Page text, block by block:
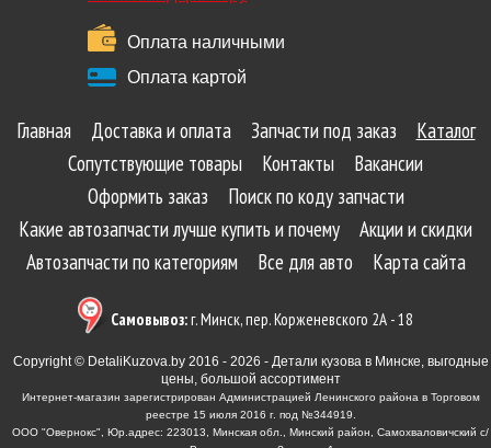
Оплата наличными
Оплата картой
Главная Доставка и оплата Запчасти под заказ
Каталог
Сопутствующие товары
Контакты
Вакансии
Оформить заказ
Поиск по коду запчасти
Какие автозапчасти лучше купить и почему
Акции и скидки
Автозапчасти по категориям
Все для авто Карта сайта
Самовывоз:г. Минск, пер. Корженевского 2А - 18
Copyright © DetaliKuzova.by 2016 - 2026 - Детали кузова в Минске, выгодные
цены, большой ассортимент
Интернет-магазин зарегистрирован Администрацией Ленинского района в Торговом
реестре 15 июля 2016 г. под №344919.
ООО "Овернокс", Юр.адрес: 223013, Минская обл., Минский район, Самохваловичский с/